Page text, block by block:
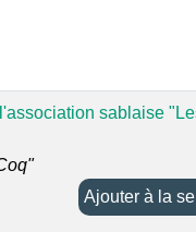
sablaise
Ajouter à